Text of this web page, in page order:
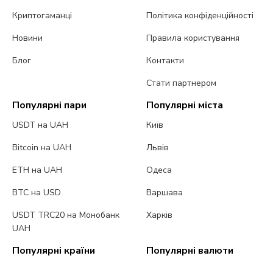
Криптогаманці
Новини
Блог
Політика конфіденційності
Правила користування
Контакти
Стати партнером
Популярні пари
USDT на UAH
Bitcoin на UAH
ETH на UAH
BTC на USD
USDT TRC20 на Монобанк
UAH
Популярні міста
Київ
Львів
Одеса
Варшава
Харків
Популярні країни Популярні валюти